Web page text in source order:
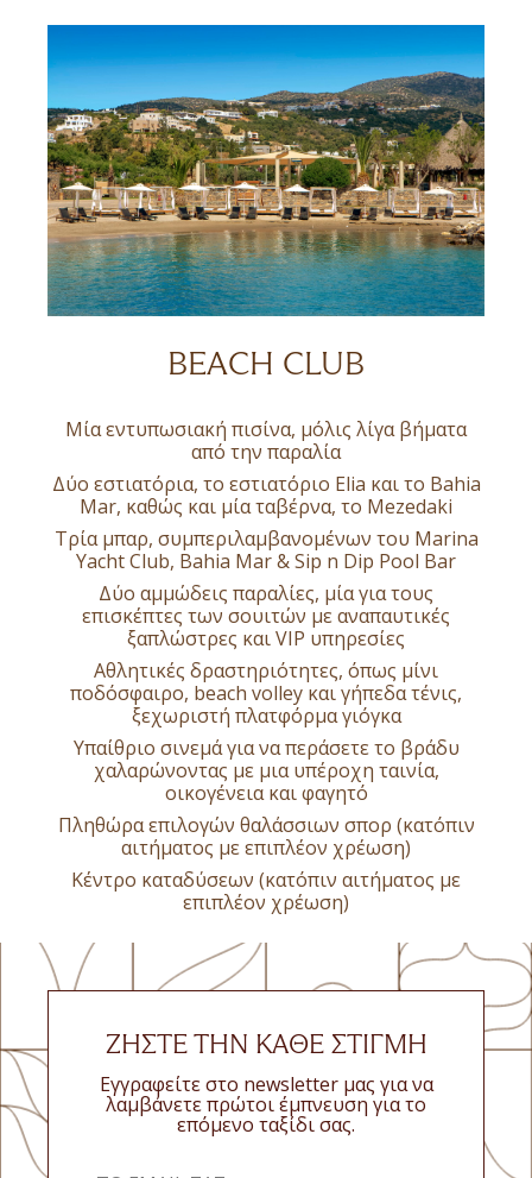
BEACH CLUB
Μία εντυπωσιακή πισίνα, μόλις λίγα βήματα
από την παραλία
Δύο εστιατόρια, το εστιατόριο Elia και το Bahia
Mar, καθώς και μία ταβέρνα, το Mezedaki
Τρία μπαρ, συμπεριλαμβανομένων του Marina
Yacht Club, Bahia Mar & Sip n Dip Pool Bar
Δύο αμμώδεις παραλίες, μία για τους
επισκέπτες των σουιτών με αναπαυτικές
ξαπλώστρες και VIP υπηρεσίες
Αθλητικές δραστηριότητες, όπως μίνι
ποδόσφαιρο, beach volley και γήπεδα τένις,
ξεχωριστή πλατφόρμα γιόγκα
Υπαίθριο σινεμά για να περάσετε το βράδυ
χαλαρώνοντας με μια υπέροχη ταινία,
οικογένεια και φαγητό
Πληθώρα επιλογών θαλάσσιων σπορ (κατόπιν
αιτήματος με επιπλέον χρέωση)
Κέντρο καταδύσεων (κατόπιν αιτήματος με
επιπλέον χρέωση)
ΖΉΣΤΕ ΤΗΝ ΚΆΘΕ ΣΤΙΓΜΉ
Εγγραφείτε στο newsletter μας για να
λαμβάνετε πρώτοι έμπνευση για το
επόμενο ταξίδι σας.